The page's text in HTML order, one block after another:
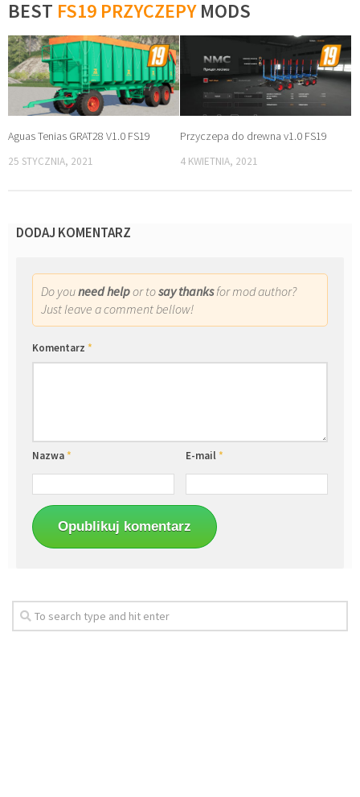
BEST FS19 PRZYCZEPYMODS
Aguas Tenias GRAT28 V1.0 FS19
25 STYCZNIA, 2021
Przyczepa do drewna v1.0 FS19
4 KWIETNIA, 2021
DODAJ KOMENTARZ
Do youneed helpor tosay thanksfor mod author?
Just leave a comment bellow!
Komentarz *
Nazwa* E-mail*